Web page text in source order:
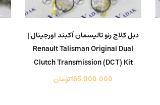
دبل کلاچ رنو تالیسمان آکبند اورجینال |
Renault Talisman Original Dual
Clutch Transmission (DCT) Kit
165.000.000تومان